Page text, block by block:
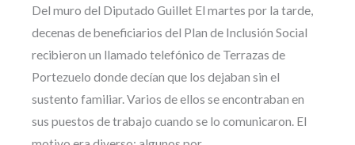
Del muro del Diputado Guillet El martes por la tarde,
decenas de beneficiarios del Plan de Inclusión Social
recibieron un llamado telefónico de Terrazas de
Portezuelo donde decían que los dejaban sin el
sustento familiar. Varios de ellos se encontraban en
sus puestos de trabajo cuando se lo comunicaron. El